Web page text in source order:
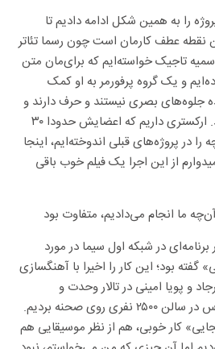
را به همین شکل ادامه دادیم تا
عطف کارمان است چون رسما تئاتر
سمیه تاجیک خواسته‌ایم که برای‌مان متن
و یک گروه پرفورمر به او کمک
جلوه‌های بصری نیستند و حرف دارند و
در حال ارائه هنرشان هستند. ارکستری داریم که اعضایش حدودا ۳۰
در پروژه‌های قبلی اندوخته‌ایم، اینجا
از این اجرا یک فیلم خوب باقی
ما انجام می‌دادیم، متفاوت بود
در شبکه اول سیما در مورد
بود؛ این کار را اخیرا با آهنگسازی
و پویا امینی در تالار وحدت و
همچنین هتل اسپیناس پالاس در سالن ۲۵۰۰ نفری روی صحنه بردیم.
کار خوبی، هم از نظر موسیقایی هم